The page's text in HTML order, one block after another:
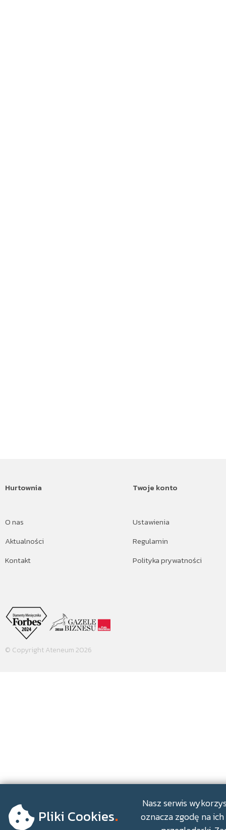
Hurtownia
O nas
Aktualności
Kontakt
Twoje konto
Ustawienia
Regulamin
Polityka prywatności
© Copyright Ateneum 2026
Pliki Cookies.
Nasz serwis
oznacza zgodę na